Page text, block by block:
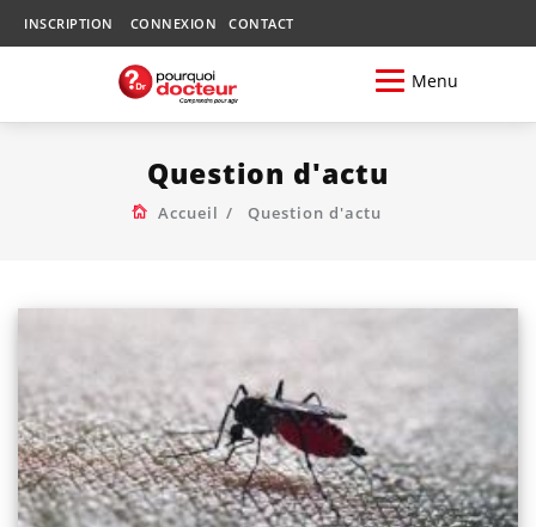
INSCRIPTION CONNEXION CONTACT
Menu
Question d'actu
Accueil Question d'actu